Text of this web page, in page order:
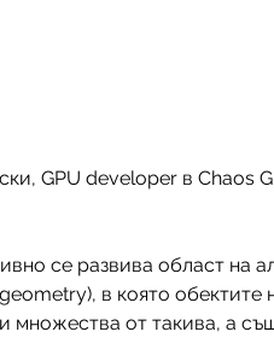
GPU developer в Chaos
се развива област на
в която
множества от такива, а